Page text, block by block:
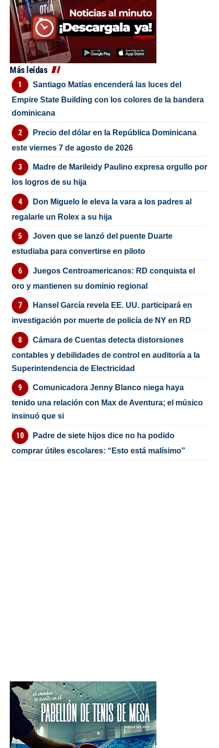
Más leídas
Santiago Matías encenderá las luces del
Empire State Building con los colores de la bandera
dominicana
Precio del dólar en la República Dominicana
este viernes 7 de agosto de 2026
Madre de Marileidy Paulino expresa orgullo por
los logros de su hija
Don Miguelo le eleva la vara a los padres al
regalarle un Rolex a su hija
Joven que se lanzó del puente Duarte
estudiaba para convertirse en piloto
Juegos Centroamericanos: RD conquista el
oro y mantienen su dominio regional
Hansel García revela EE. UU. participará en
investigación por muerte de policía de NY en RD
Cámara de Cuentas detecta distorsiones
contables y debilidades de control en auditoría a la
Superintendencia de Electricidad
Comunicadora Jenny Blanco niega haya
tenido una relación con Max de Aventura; el músico
insinuó que si
Padre de siete hijos dice no ha podido
comprar útiles escolares: “Esto está malísimo”